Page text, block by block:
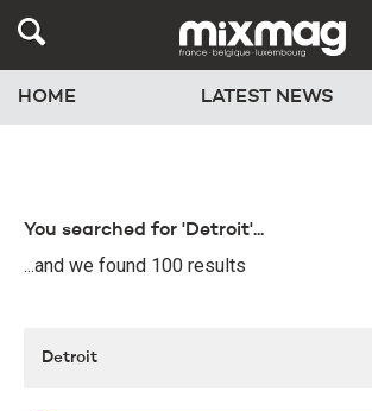
HOME LATEST NEWS
You searched for 'Detroit'...
...and we found 100 results